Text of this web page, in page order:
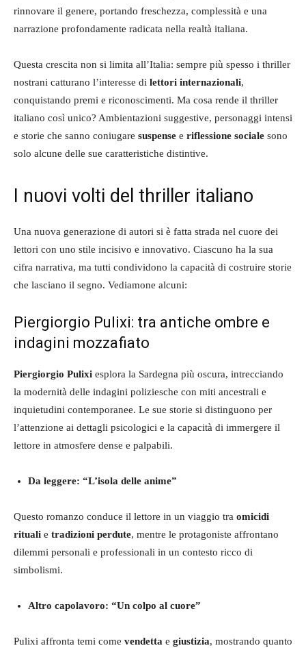
rinnovare il genere, portando freschezza, complessità e una
narrazione profondamente radicata nella realtà italiana.
Questa crescita non si limita all’Italia: sempre più spesso i thriller
nostrani catturano l’interesse di lettori internazionali,
conquistando premi e riconoscimenti. Ma cosa rende il thriller
italiano così unico? Ambientazioni suggestive, personaggi intensi
e storie che sanno coniugare suspense e riflessione sociale sono
solo alcune delle sue caratteristiche distintive.
I nuovi volti del thriller italiano
Una nuova generazione di autori si è fatta strada nel cuore dei
lettori con uno stile incisivo e innovativo. Ciascuno ha la sua
cifra narrativa, ma tutti condividono la capacità di costruire storie
che lasciano il segno. Vediamone alcuni:
Piergiorgio Pulixi: tra antiche ombre e
indagini mozzafiato
Piergiorgio Pulixi esplora la Sardegna più oscura, intrecciando
la modernità delle indagini poliziesche con miti ancestrali e
inquietudini contemporanee. Le sue storie si distinguono per
l’attenzione ai dettagli psicologici e la capacità di immergere il
lettore in atmosfere dense e palpabili.
Da leggere: “L’isola delle anime”
Questo romanzo conduce il lettore in un viaggio tra omicidi
rituali e tradizioni perdute, mentre le protagoniste affrontano
dilemmi personali e professionali in un contesto ricco di
simbolismi.
Altro capolavoro: “Un colpo al cuore”
Pulixi affronta temi come vendetta e giustizia, mostrando quanto